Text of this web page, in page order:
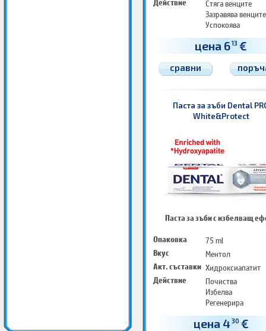
Действие
Стяга венците
Зазравява венците
Успокоява
цена 613 €
сравни
Паста за зъби Dental
White&Protect
Паста за зъби с избелващ
Опаковка
75 ml
Вкус
Ментол
Акт. съставки Хидроксиапатит
Действие
Почиства
Избелва
Регенерира
цена 4 30 €